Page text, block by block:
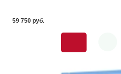
59 750 pуб.